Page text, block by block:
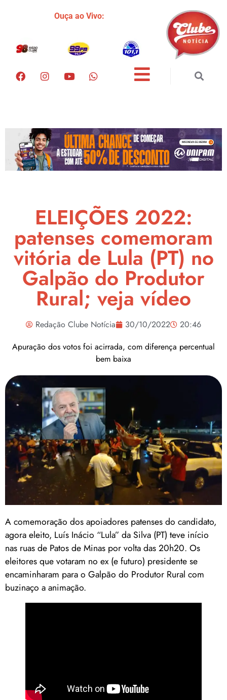
Ouça ao Vivo:
ELEIÇÕES 2022:
patenses comemoram
vitória de Lula (PT) no
Galpão do Produtor
Rural; veja vídeo
Redação Clube Notícia 30/10/2022
20:46
Apuração dos votos foi acirrada, com diferença percentual
bem baixa
A comemoração dos apoiadores patenses do candidato,
agora eleito, Luís Inácio “Lula” da Silva (PT) teve início
nas ruas de Patos de Minas por volta das 20h20. Os
eleitores que votaram no ex (e futuro) presidente se
encaminharam para o Galpão do Produtor Rural com
buzinaço a animação.